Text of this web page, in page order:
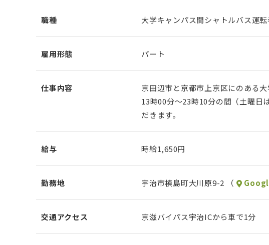
職種 大学キャンパス間シャトルバス運転
雇用形態 パート
仕事内容
京田辺市と京都市上京区にのある
13時00分～23時10分の間（土曜日
だきます。
給与 時給1,650円
勤務地 宇治市槙島町大川原9-2 （
交通アクセス 京滋バイパス宇治ICから車で1分